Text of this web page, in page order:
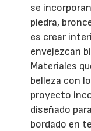
se
piedra,
es crear
envejezcan
Materiales
belleza con
proyecto
diseñado
bordado en